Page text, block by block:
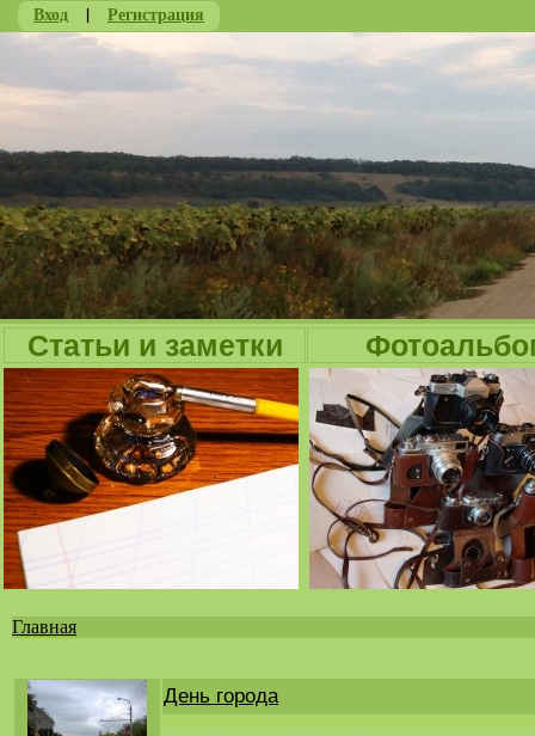
Вход | Регистрация
Статьи и заметки
здесь
Главная
День города